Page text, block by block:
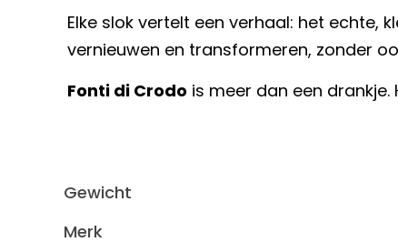
Elke slok vertelt een verhaal: het echte,
vernieuwen en transformeren, zonder
Fonti di Crodo is meer dan een drankje.
Gewicht
Merk